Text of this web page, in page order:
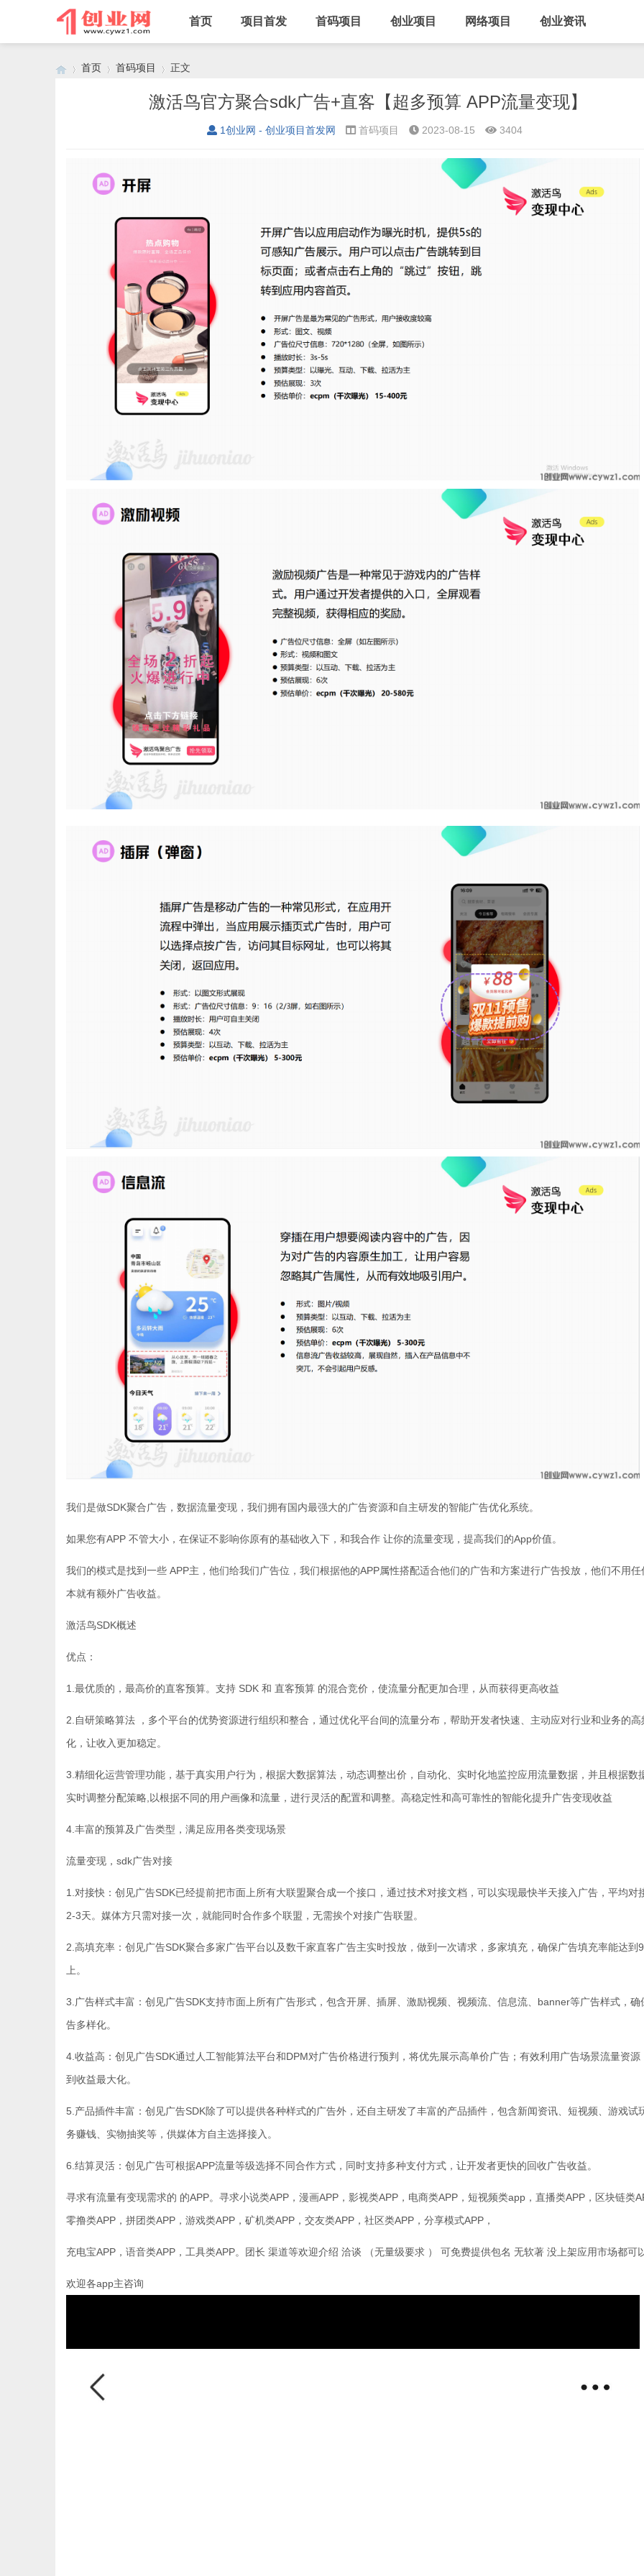
首页 项目首发 首码项目 创业项目 网络项目 创业资讯
首页 首码项目 正文
激活鸟官方聚合sdk广告+直客【超多预算 APP流量变现】
1创业网 - 创业项目首发网 首码项目 2023-08-15 3404
我们是做SDK聚合广告，数据流量变现，我们拥有国内最强大的广告资源和自主研发的智能广告优化系统。
如果您有APP 不管大小，在保证不影响你原有的基础收入下，和我合作 让你的流量变现，提高我们的App价值。
我们的模式是找到一些 APP主，他们给我们广告位，我们根据他的APP属性搭配适合他们的广告和方案进行广告投放，他们不用任
本就有额外广告收益。
激活鸟SDK概述
优点：
1.最优质的，最高价的直客预算。支持 SDK 和 直客预算 的混合竞价，使流量分配更加合理，从而获得更高收益
2.自研策略算法 ，多个平台的优势资源进行组织和整合，通过优化平台间的流量分布，帮助开发者快速、主动应对行业和业务的高
化，让收入更加稳定。
3.精细化运营管理功能，基于真实用户行为，根据大数据算法，动态调整出价，自动化、实时化地监控应用流量数据，并且根据数
实时调整分配策略,以根据不同的用户画像和流量，进行灵活的配置和调整。高稳定性和高可靠性的智能化提升广告变现收益
4.丰富的预算及广告类型，满足应用各类变现场景
流量变现，sdk广告对接
1.对接快：创见广告SDK已经提前把市面上所有大联盟聚合成一个接口，通过技术对接文档，可以实现最快半天接入广告，平均对
2-3天。媒体方只需对接一次，就能同时合作多个联盟，无需挨个对接广告联盟。
2.高填充率：创见广告SDK聚合多家广告平台以及数千家直客广告主实时投放，做到一次请求，多家填充，确保广告填充率能达到
上。
3.广告样式丰富：创见广告SDK支持市面上所有广告形式，包含开屏、插屏、激励视频、视频流、信息流、banner等广告样式，确
告多样化。
4.收益高：创见广告SDK通过人工智能算法平台和DPM对广告价格进行预判，将优先展示高单价广告；有效利用广告场景流量资源
到收益最大化。
5.产品插件丰富：创见广告SDK除了可以提供各种样式的广告外，还自主研发了丰富的产品插件，包含新闻资讯、短视频、游戏试
务赚钱、实物抽奖等，供媒体方自主选择接入。
6.结算灵活：创见广告可根据APP流量等级选择不同合作方式，同时支持多种支付方式，让开发者更快的回收广告收益。
寻求有流量有变现需求的 的APP。寻求小说类APP，漫画APP，影视类APP，电商类APP，短视频类app，直播类APP，区块链类
零撸类APP，拼团类APP，游戏类APP，矿机类APP，交友类APP，社区类APP，分享模式APP，
充电宝APP，语音类APP，工具类APP。团长 渠道等欢迎介绍 洽谈 （无量级要求 ） 可免费提供包名 无软著 没上架应用市场都可
欢迎各app主咨询